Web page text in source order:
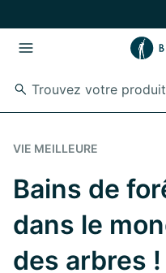
VIE MEILLEURE
Bains de
dans le
des arbres !